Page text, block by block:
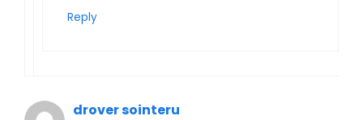
Reply
drover sointeru